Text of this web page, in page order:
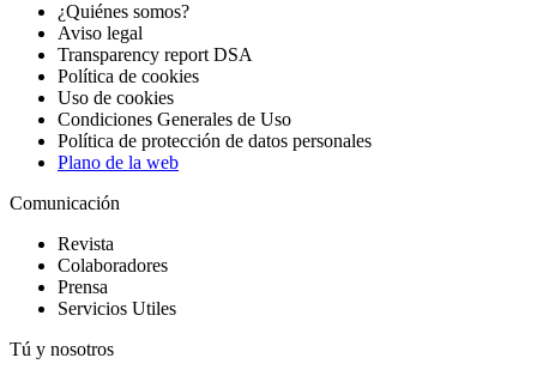
¿Quiénes somos?
Aviso legal
Transparency report DSA
Política de cookies
Uso de cookies
Condiciones Generales de Uso
Política de protección de datos personales
Plano de la web
Comunicación
Revista
Colaboradores
Prensa
Servicios Utiles
Tú y nosotros